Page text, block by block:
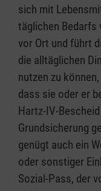
sich mit
täglichen Bedarfs
vor Ort und führt
die alltäglichen
nutzen zu
dass sie oder er
Hartz-IV-
Grundsicherung
genügt auch ein
oder sonstiger
Sozial-Pass, der